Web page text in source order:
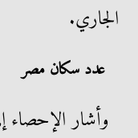
الجاري.
عدد سكان مصر
وأشار الإحصاء